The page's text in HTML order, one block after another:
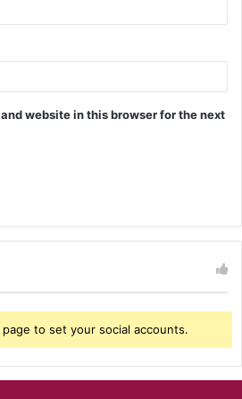
website in this browser for the next
to set your social accounts.